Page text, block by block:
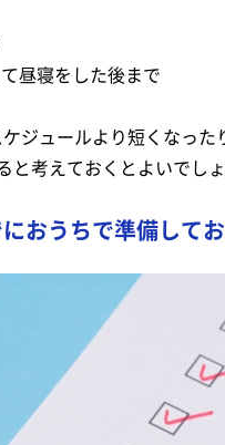
昼寝をした後まで
ジュールより短くなっ
考えておくとよいでしょ
おうちで準備して